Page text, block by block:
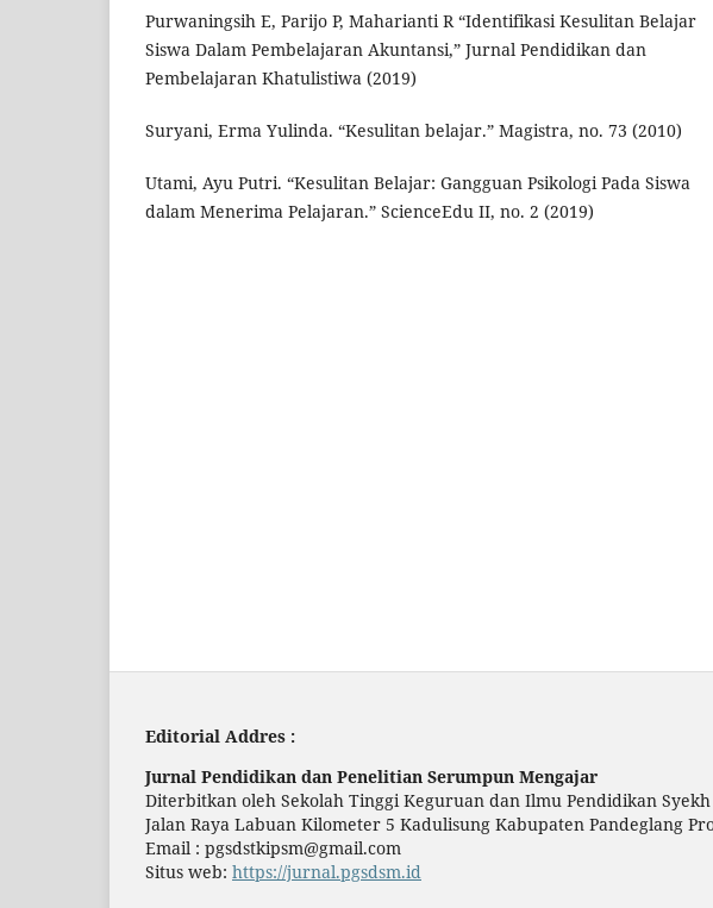
Purwaningsih E, Parijo P, Maharianti R “Identifikasi Kesulitan Belajar
Siswa Dalam Pembelajaran Akuntansi,” Jurnal Pendidikan dan
Pembelajaran Khatulistiwa (2019)
Suryani, Erma Yulinda. “Kesulitan belajar.” Magistra, no. 73 (2010)
Utami, Ayu Putri. “Kesulitan Belajar: Gangguan Psikologi Pada Siswa
dalam Menerima Pelajaran.” ScienceEdu II, no. 2 (2019)
Editorial Addres :
Jurnal Pendidikan dan Penelitian Serumpun Mengajar
Diterbitkan oleh Sekolah Tinggi Keguruan dan Ilmu Pendidikan
Jalan Raya Labuan Kilometer 5 Kadulisung Kabupaten Pandeglang
Email : pgsdstkipsm@gmail.com
Situs web: https://jurnal.pgsdsm.id